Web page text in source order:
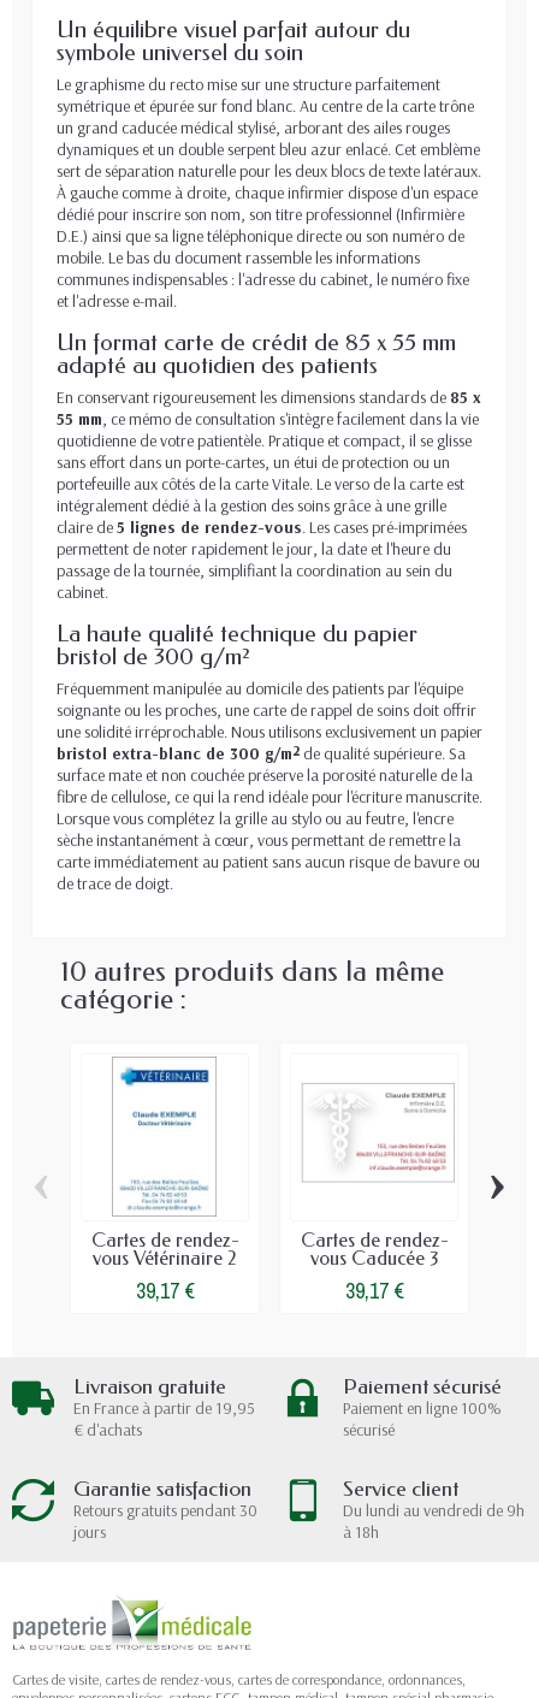
Un équilibre visuel parfait autour du
symbole universel du soin
Le graphisme du recto mise sur une structure parfaitement
symétrique et épurée sur fond blanc. Au centre de la carte trône
un grand caducée médical stylisé, arborant des ailes rouges
dynamiques et un double serpent bleu azur enlacé. Cet emblème
sert de séparation naturelle pour les deux blocs de texte latéraux.
À gauche comme à droite, chaque infirmier dispose d'un espace
dédié pour inscrire son nom, son titre professionnel (Infirmière
D.E.) ainsi que sa ligne téléphonique directe ou son numéro de
mobile. Le bas du document rassemble les informations
communes indispensables : l'adresse du cabinet, le numéro fixe
et l'adresse e-mail.
Un format carte de crédit de 85 x 55 mm
adapté au quotidien des patients
En conservant rigoureusement les dimensions standards de 85 x
55 mm, ce mémo de consultation s'intègre facilement dans la vie
quotidienne de votre patientèle. Pratique et compact, il se glisse
sans effort dans un porte-cartes, un étui de protection ou un
portefeuille aux côtés de la carte Vitale. Le verso de la carte est
intégralement dédié à la gestion des soins grâce à une grille
claire de5 lignes de rendez-vous. Les cases pré-imprimées
permettent de noter rapidement le jour, la date et l'heure du
passage de la tournée, simplifiant la coordination au sein du
cabinet.
La haute qualité technique du papier
bristol de 300 g/m²
Fréquemment manipulée au domicile des patients par l'équipe
soignante ou les proches, une carte de rappel de soins doit offrir
une solidité irréprochable. Nous utilisons exclusivement un papier
bristol extra-blanc de 300 g/m² de qualité supérieure. Sa
surface mate et non couchée préserve la porosité naturelle de la
fibre de cellulose, ce qui la rend idéale pour l'écriture manuscrite.
Lorsque vous complétez la grille au stylo ou au feutre, l'encre
sèche instantanément à cœur, vous permettant de remettre la
carte immédiatement au patient sans aucun risque de bavure ou
de trace de doigt.
10 autres produits dans la même
catégorie :
Cartes de rendez-
vous Vétérinaire 2
39,17 €
Cartes de rendez-
vous Caducée 3
39,17 €
‹ ›
Livraison gratuite
En France à partir de 19,95
€ d'achats
Paiement sécurisé
Paiement en ligne 100%
sécurisé
Garantie satisfaction
Retours gratuits pendant 30
jours
Service client
Du lundi au vendredi de 9h
à 18h
Cartes de visite, cartes de rendez-vous, cartes de correspondance, ordonnances,